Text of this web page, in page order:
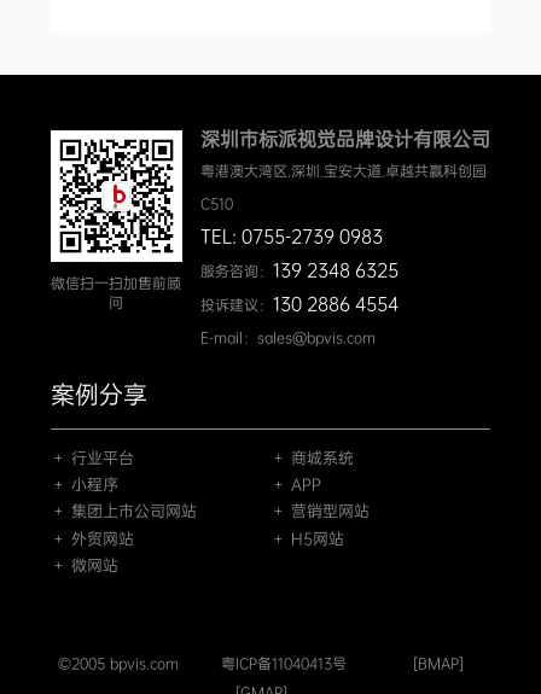
微信扫一扫加售前顾
问
深圳市标派视觉品牌设计有限公司
粤港澳大湾区.深圳.宝安大道.卓越共赢科创园
C510
TEL: 0755-2739 0983
服务咨询： 139 2348 6325
投诉建议： 130 2886 4554
E-mail：sales@bpvis.com
案例分享
＋ 行业平台
＋ 商城系统
＋ 小程序
＋ APP
＋ 集团上市公司网站
＋ 营销型网站
＋ 外贸网站
＋ H5网站
＋ 微网站
©2005 bpvis.com 粤ICP备11040413号
[BMAP]